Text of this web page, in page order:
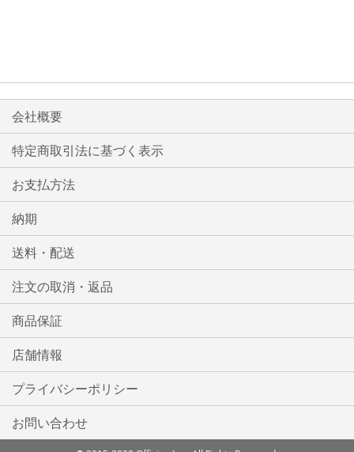
会社概要
特定商取引法に基づく表示
お支払方法
納期
送料・配送
注文の取消・返品
商品保証
店舗情報
プライバシーポリシー
お問い合わせ